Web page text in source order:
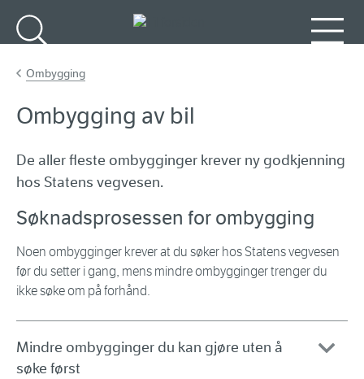
Ombygging
Ombygging av bil
De aller fleste ombygginger krever ny godkjenning
hos Statens vegvesen.
Søknadsprosessen for ombygging
Noen ombygginger krever at du søker hos Statens vegvesen
før du setter i gang, mens mindre ombygginger trenger du
ikke søke om på forhånd.
Mindre ombygginger du kan gjøre uten å
søke først